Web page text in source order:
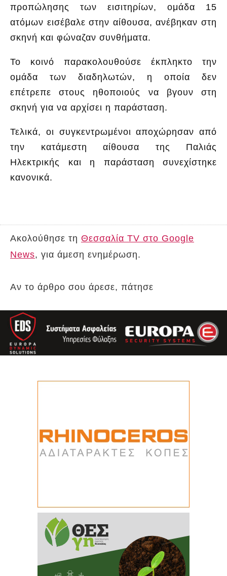
προπώλησης των εισιτηρίων, ομάδα 15
ατόμων εισέβαλε στην αίθουσα, ανέβηκαν στη
σκηνή και φώναζαν συνθήματα.
Το κοινό παρακολουθούσε έκπληκτο την
ομάδα των διαδηλωτών, η οποία δεν
επέτρεπε στους ηθοποιούς να βγουν στη
σκηνή για να αρχίσει η παράσταση.
Τελικά, οι συγκεντρωμένοι αποχώρησαν από
την κατάμεστη αίθουσα της Παλιάς
Ηλεκτρικής και η παράσταση συνεχίστηκε
κανονικά.
Ακολούθησε τη Θεσσαλία TV στο Google
News, για άμεση ενημέρωση.
Αν το άρθρο σου άρεσε, πάτησε